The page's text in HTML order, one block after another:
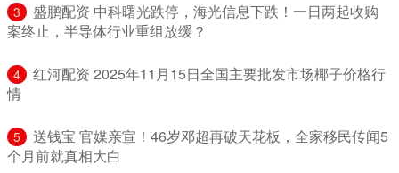
3
​盛鹏配资 中科曙光跌停，海光信息下跌！一日两起收购
案终止，半导体行业重组放缓？
4
​红河配资 2025年11月15日全国主要批发市场椰子价格行
情
5
​送钱宝 官媒亲宣！46岁邓超再破天花板，全家移民传闻5
个月前就真相大白